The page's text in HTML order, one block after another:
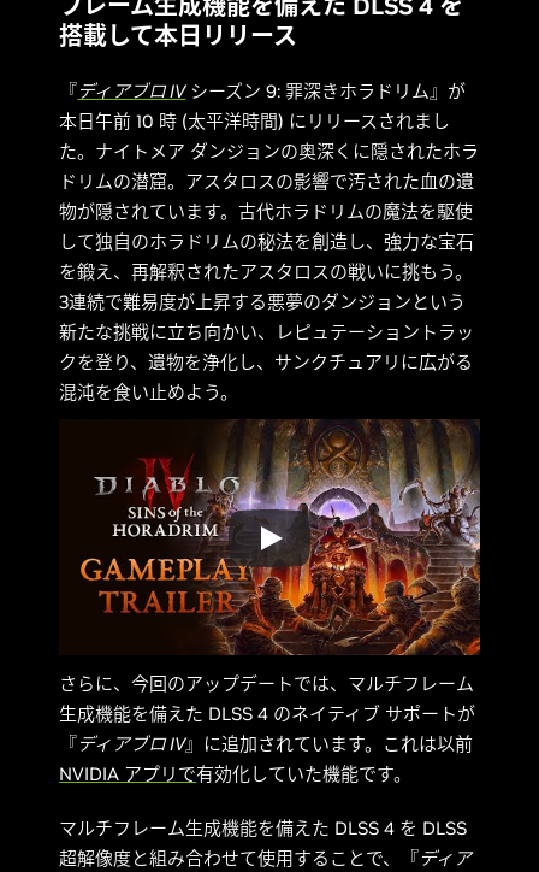
搭載して本日リリース
『ディアブロ IVシーズン 9: 罪深きホラドリム』が
本日午前 10 時 (太平洋時間) にリリースされまし
た。ナイトメア ダンジョンの奥深くに隠されたホラ
ドリムの潜窟。アスタロスの影響で汚された血の遺
物が隠されています。古代ホラドリムの魔法を駆使
して独自のホラドリムの秘法を創造し、強力な宝石
を鍛え、再解釈されたアスタロスの戦いに挑もう。
3連続で難易度が上昇する悪夢のダンジョンという
新たな挑戦に立ち向かい、レピュテーショントラッ
クを登り、遺物を浄化し、サンクチュアリに広がる
混沌を食い止めよう。
さらに、今回のアップデートでは、マルチフレーム
生成機能を備えた DLSS 4 のネイティブ サポートが
『ディアブロ IV』に追加されています。これは以前
NVIDIA アプリで有効化していた機能です。
マルチフレーム生成機能を備えた DLSS 4 を DLSS
超解像度と組み合わせて使用することで、『ディア